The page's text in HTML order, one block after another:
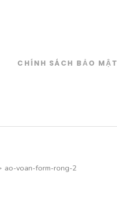
CHÍNH SÁCH BẢO MẬT
ao-voan-form-rong-2